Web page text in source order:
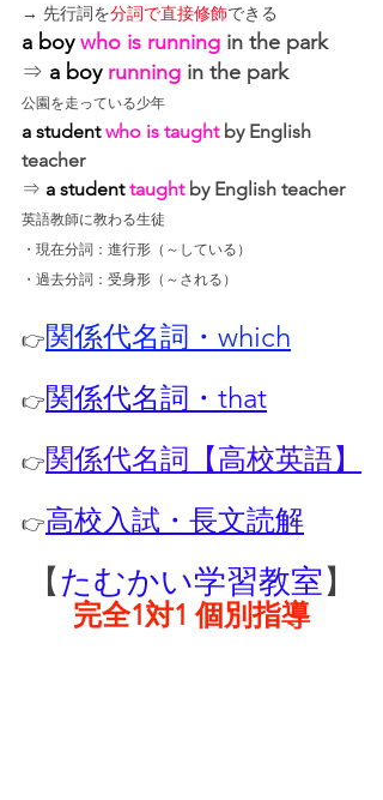
→ 先行詞を分詞で直接修飾できる
a boy who is running in the park
⇒ a boy running in the park
公園を走っている少年
a student who is taught by English
teacher
⇒ a student taught by English teacher
英語教師に教わる生徒
・現在分詞：進行形（～している）
・過去分詞：受身形（～される）
👉関係代名詞・which
👉関係代名詞・that
👉関係代名詞【高校英語】
👉高校入試・長文読解
【たむかい学習教室】
完全1対1 個別指導